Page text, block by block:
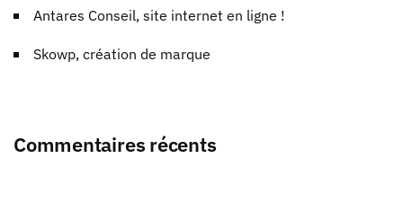
Antares Conseil, site internet en ligne !
Skowp, création de marque
Commentaires récents